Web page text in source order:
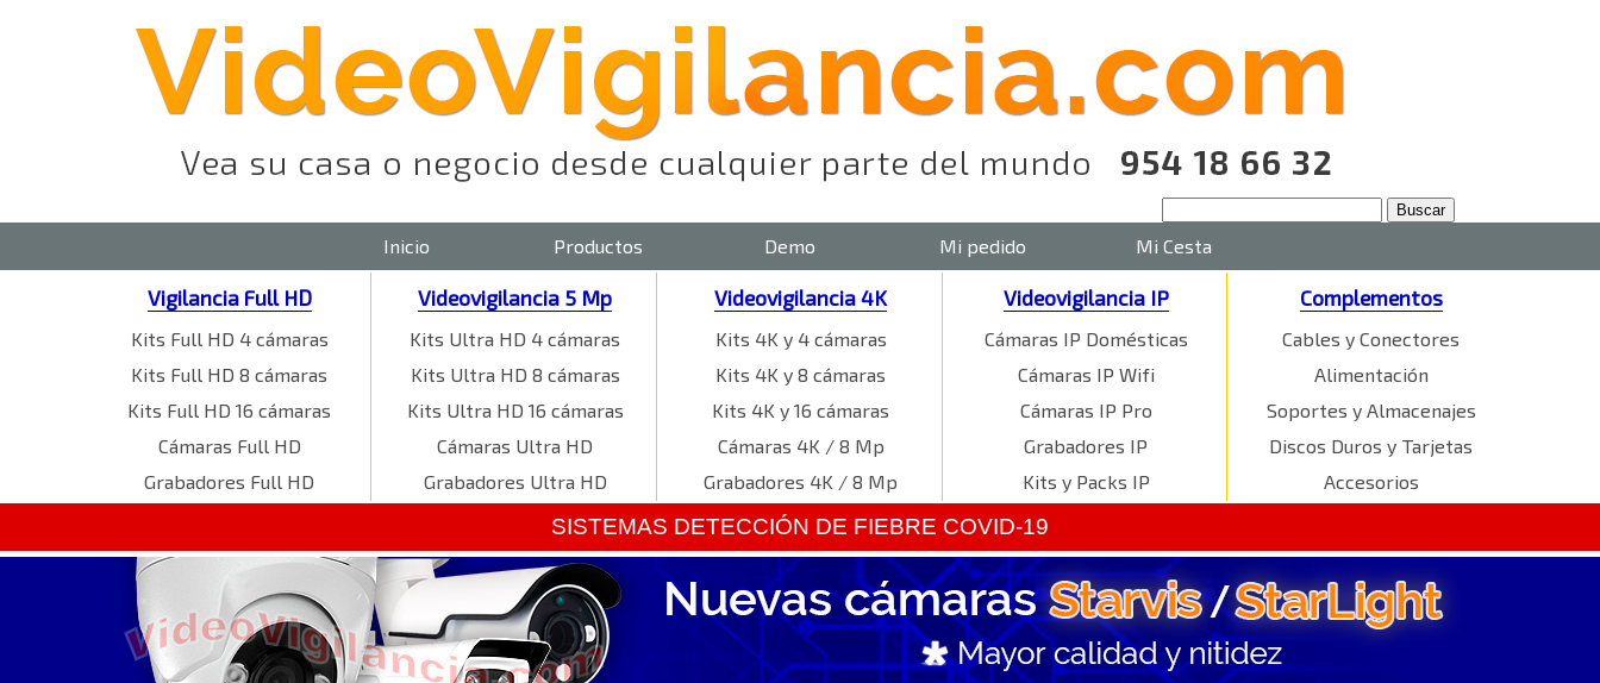
Inicio Productos Demo Mi pedido Mi Cesta
Vigilancia Full HD
Kits Full HD 4 cámaras
Kits Full HD 8 cámaras
Kits Full HD 16 cámaras
Cámaras Full HD
Grabadores Full HD
Videovigilancia 5 Mp
Kits Ultra HD 4 cámaras
Kits Ultra HD 8 cámaras
Kits Ultra HD 16 cámaras
Cámaras Ultra HD
Grabadores Ultra HD
Videovigilancia 4K
Kits 4K y 4 cámaras
Kits 4K y 8 cámaras
Kits 4K y 16 cámaras
Cámaras 4K / 8 Mp
Grabadores 4K / 8 Mp
Videovigilancia IP
Cámaras IP Domésticas
Cámaras IP Wifi
Cámaras IP Pro
Grabadores IP
Kits y Packs IP
Complementos
Cables y Conectores
Alimentación
Soportes y Almacenajes
Discos Duros y Tarjetas
Accesorios
SISTEMAS DETECCIÓN DE FIEBRE COVID-19